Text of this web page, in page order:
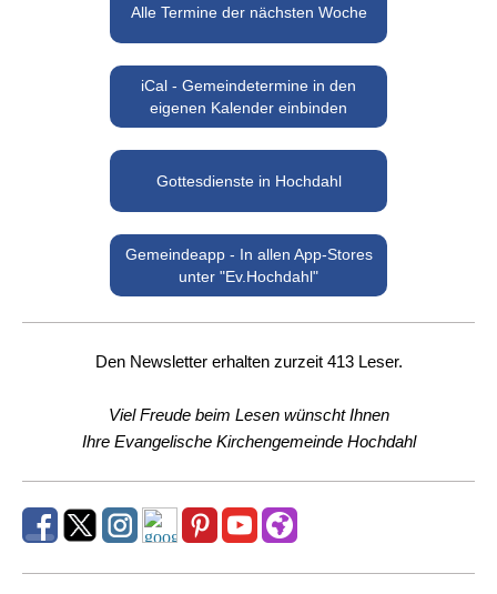
Alle Termine der nächsten Woche
iCal - Gemeindetermine in den
eigenen Kalender einbinden
Gottesdienste in Hochdahl
Gemeindeapp - In allen App-Stores
unter "Ev.Hochdahl"
Den Newsletter erhalten zurzeit 413 Leser.
Viel Freude beim Lesen wünscht Ihnen
Ihre Evangelische Kirchengemeinde Hochdahl